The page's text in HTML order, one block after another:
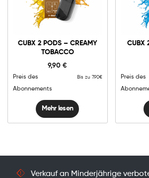
CUBX 2 PODS – CREAMY
TOBACCO
9,90€
Preis des
Abonnements
Bis zu 7.90€
Mehr lesen
CUBX
Preis des
Verkauf an Minderjährige